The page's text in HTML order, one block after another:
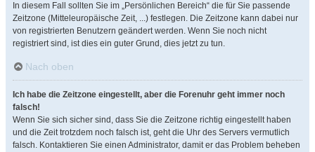
In diesem Fall sollten Sie im „Persönlichen Bereich“ die für Sie passende
Zeitzone (Mitteleuropäische Zeit, ...) festlegen. Die Zeitzone kann dabei nur
von registrierten Benutzern geändert werden. Wenn Sie noch nicht
registriert sind, ist dies ein guter Grund, dies jetzt zu tun.
Nach oben
Ich habe die Zeitzone eingestellt, aber die Forenuhr geht immer noch
falsch!
Wenn Sie sich sicher sind, dass Sie die Zeitzone richtig eingestellt haben
und die Zeit trotzdem noch falsch ist, geht die Uhr des Servers vermutlich
falsch. Kontaktieren Sie einen Administrator, damit er das Problem beheben